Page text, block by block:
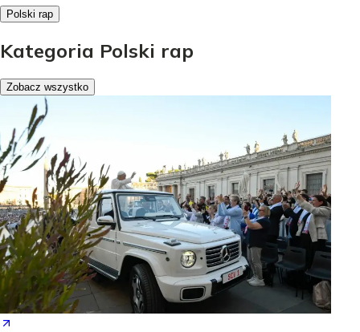
Polski rap
Kategoria Polski rap
Zobacz wszystko